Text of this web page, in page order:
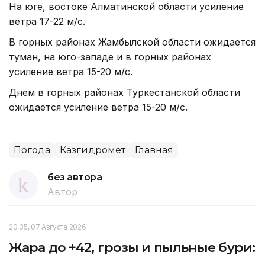
На юге, востоке Алматинской области усиление
ветра 17-22 м/с.
В горных районах Жамбылской области ожидается
туман, на юго-западе и в горных районах
усиление ветра 15-20 м/с.
Днем в горных районах Туркестанской области
ожидается усиление ветра 15-20 м/с.
Погода Казгидромет Главная
без автора
Автор
20:35, 07 Августа 2026
Жара до +42, грозы и пыльные бури: